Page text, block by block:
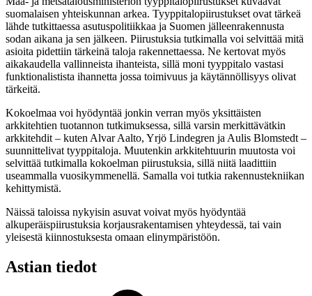
suomalaisen yhteiskunnan arkea. Tyyppitalopiirustukset ovat tärkeä
lähde tutkittaessa asutuspolitiikkaa ja Suomen jälleenrakennusta
sodan aikana ja sen jälkeen. Piirustuksia tutkimalla voi selvittää mitä
asioita pidettiin tärkeinä taloja rakennettaessa. Ne kertovat myös
aikakaudella vallinneista ihanteista, sillä moni tyyppitalo vastasi
funktionalistista ihannetta jossa toimivuus ja käytännöllisyys olivat
tärkeitä.
Kokoelmaa voi hyödyntää jonkin verran myös yksittäisten
arkkitehtien tuotannon tutkimuksessa, sillä varsin merkittävätkin
arkkitehdit – kuten Alvar Aalto, Yrjö Lindegren ja Aulis Blomstedt –
suunnittelivat tyyppitaloja. Muutenkin arkkitehtuurin muutosta voi
selvittää tutkimalla kokoelman piirustuksia, sillä niitä laadittiin
useammalla vuosikymmenellä. Samalla voi tutkia rakennustekniikan
kehittymistä.
Näissä taloissa nykyisin asuvat voivat myös hyödyntää
alkuperäispiirustuksia korjausrakentamisen yhteydessä, tai vain
yleisestä kiinnostuksesta omaan elinympäristöön.
Astian tiedot